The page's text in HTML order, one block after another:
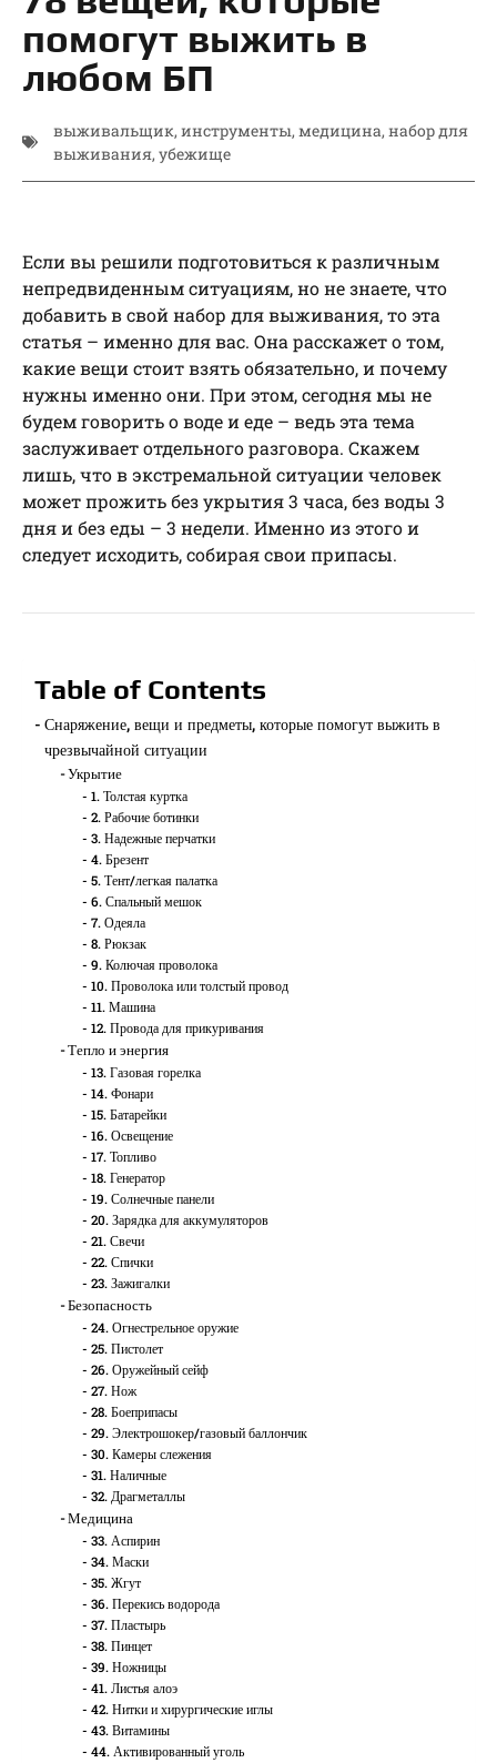
помогут выжить в
любом БП
выживальщик, инструменты, медицина, набор для
выживания, убежище
Если вы решили подготовиться к различным
непредвиденным ситуациям, но не знаете, что
добавить в свой набор для выживания, то эта
статья – именно для вас. Она расскажет о том,
какие вещи стоит взять обязательно, и почему
нужны именно они. При этом, сегодня мы не
будем говорить о воде и еде – ведь эта тема
заслуживает отдельного разговора. Скажем
лишь, что в экстремальной ситуации человек
может прожить без укрытия 3 часа, без воды 3
дня и без еды – 3 недели. Именно из этого и
следует исходить, собирая свои припасы.
Table of Contents
Снаряжение, вещи и предметы, которые помогут выжить в
чрезвычайной ситуации
Укрытие
1. Толстая куртка
2. Рабочие ботинки
3. Надежные перчатки
4. Брезент
5. Тент/легкая палатка
6. Спальный мешок
7. Одеяла
8. Рюкзак
9. Колючая проволока
10. Проволока или толстый провод
11. Машина
12. Провода для прикуривания
Тепло и энергия
13. Газовая горелка
14. Фонари
15. Батарейки
16. Освещение
17. Топливо
18. Генератор
19. Солнечные панели
20. Зарядка для аккумуляторов
21. Свечи
22. Спички
23. Зажигалки
Безопасность
24. Огнестрельное оружие
25. Пистолет
26. Оружейный сейф
27. Нож
28. Боеприпасы
29. Электрошокер/газовый баллончик
30. Камеры слежения
31. Наличные
32. Драгметаллы
Медицина
33. Аспирин
34. Маски
35. Жгут
36. Перекись водорода
37. Пластырь
38. Пинцет
39. Ножницы
41. Листья алоэ
42. Нитки и хирургические иглы
43. Витамины
44. Активированный уголь